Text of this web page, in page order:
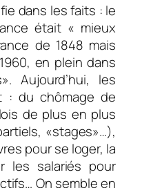
dans les faits : le
était « mieux
de 1848 mais
en plein dans
Aujourd’hui, les
: du chômage de
de plus en plus
«stages»…),
pour se loger, la
les salariés pour
On semble en